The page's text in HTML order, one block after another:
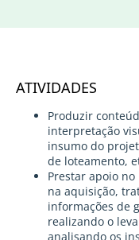
ATIVIDADES
Produzir
interpretação
insumo do
de loteamento,
Prestar apoio
na aquisição,
informações de
realizando o
analisando os